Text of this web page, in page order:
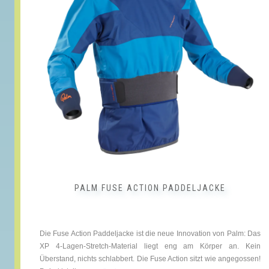
PALM FUSE ACTION PADDELJACKE
Die Fuse Action Paddeljacke ist die neue Innovation von Palm: Das
XP 4-Lagen-Stretch-Material liegt eng am Körper an. Kein
Überstand, nichts schlabbert. Die Fuse Action sitzt wie angegossen!
Produktseite